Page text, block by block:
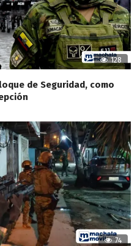
128
de Seguridad, como
74